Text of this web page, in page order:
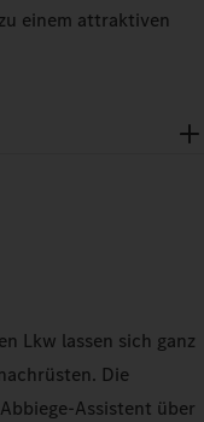
einem attraktiven
Lkw lassen sich ganz
Die
Assistent über